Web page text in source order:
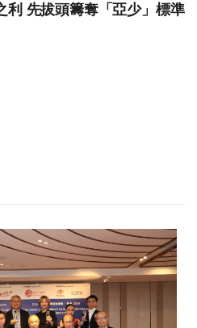
利 先拔頭籌奪「亞少」標準